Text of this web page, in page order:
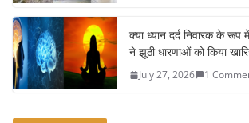
क्या ध्यान दर्द निवारक के रूप
ने झूठी धारणाओं को किया
July 27, 2026 1